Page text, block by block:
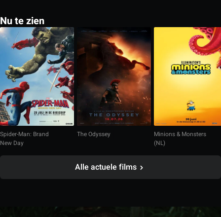
Nu te zien
Spider-Man: Brand
New Day
The Odyssey
Minions & Monsters
(NL)
Alle actuele films